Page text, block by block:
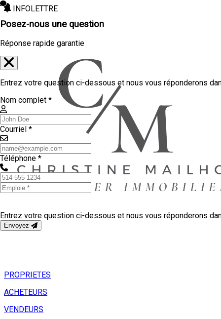
INFOLETTRE
PROPRIETES
ACHETEURS
VENDEURS
Posez-nous une question
Réponse rapide garantie
Entrez votre question ci-dessous et nous vous réponderons
Nom complet *
Courriel *
Téléphone *
Entrez votre question ci-dessous et nous vous réponderons
Envoyez